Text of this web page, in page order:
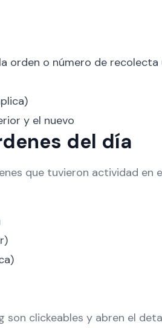
orden o número de recolecta
y el nuevo
del día
que tuvieron actividad en
son clickeables y abren el